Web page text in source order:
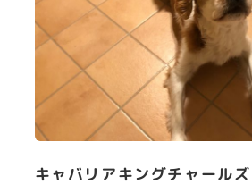
キャバリアキングチャール